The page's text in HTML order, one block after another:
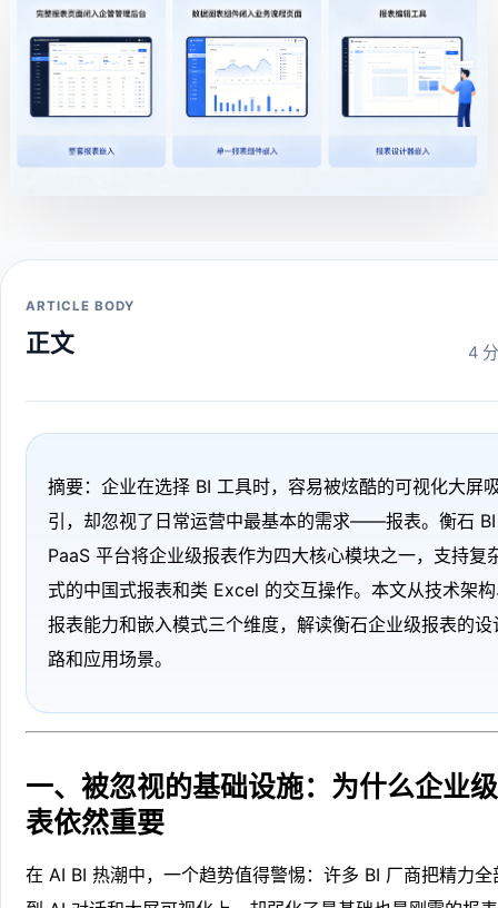
ARTICLE BODY
正文 4
摘要：企业在选择 BI 工具时，容易被炫酷的可视化大屏
引，却忽视了日常运营中最基本的需求——报表。衡石 BI
PaaS 平台将企业级报表作为四大核心模块之一，支持复
式的中国式报表和类 Excel 的交互操作。本文从技术架
报表能力和嵌入模式三个维度，解读衡石企业级报表的设
路和应用场景。
一、被忽视的基础设施：为什么企业
表依然重要
在 AI BI 热潮中，一个趋势值得警惕：许多 BI 厂商把精力全